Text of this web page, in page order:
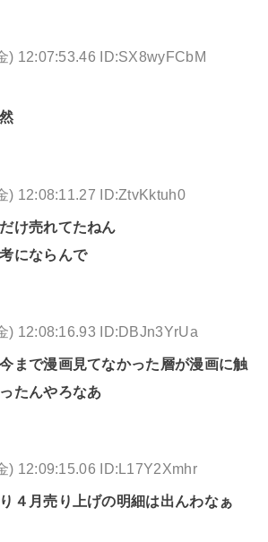
) 12:07:53.46 ID:SX8wyFCbM
) 12:08:11.27 ID:ZtvKktuh0
け売れてたねん
にならんで
) 12:08:16.93 ID:DBJn3YrUa
まで漫画見てなかった層が漫画に触
たんやろなあ
) 12:09:15.06 ID:L17Y2Xmhr
４月売り上げの明細は出んわなぁ